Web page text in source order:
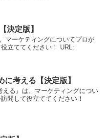
決定版】
マーケティングについてプロが
立ててください！ URL:
考える【決定版】
える』は、マーケティングについ
問して役立ててください！